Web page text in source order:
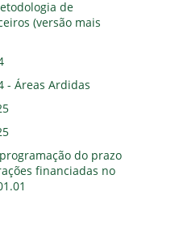
de
(versão mais
- Áreas Ardidas
do prazo
financiadas no